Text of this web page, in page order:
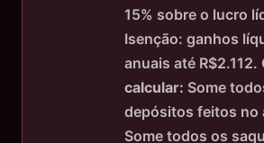
15% sobre o lucro
Isenção: ganhos
anuais até R$2.112.
calcular: Some
depósitos feitos no
Some todos os